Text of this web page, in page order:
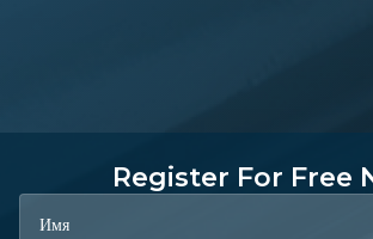
Register For Free
Имя